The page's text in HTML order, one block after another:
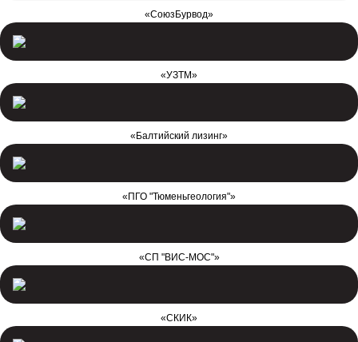
«СоюзБурвод»
«УЗТМ»
«Балтийский лизинг»
«ПГО "Тюменьгеология"»
«СП "ВИС-МОС"»
«СКИК»